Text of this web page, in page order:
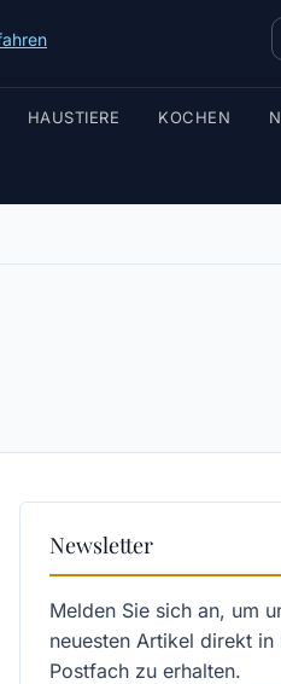
HAUSTIERE KOCHEN
Newsletter
Melden Sie sich an, um
neuesten Artikel direkt in
Postfach zu erhalten.